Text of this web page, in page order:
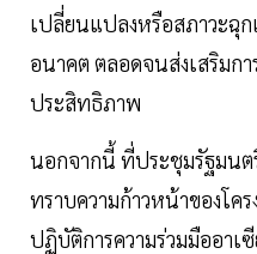
เปลี่ยนแปลงหรือสภาวะฉุ
อนาคต ตลอดจนส่งเสริมก
ประสิทธิภาพ
นอกจากนี้ ที่ประชุมรัฐมนต
ทราบความก้าวหน้าของโค
ปฏิบัติการความร่วมมืออาเ